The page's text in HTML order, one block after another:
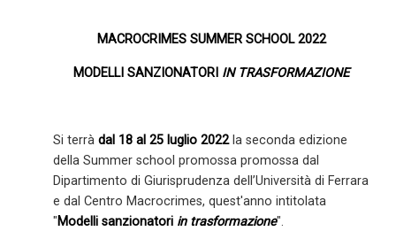
MACROCRIMES SUMMER SCHOOL 2022
MODELLI SANZIONATORI IN TRASFORMAZIONE
Si terrà dal 18 al 25 luglio 2022la seconda edizione
della Summer school promossa promossa dal
Dipartimento di Giurisprudenza dell’Università di Ferrara
e dal Centro Macrocrimes, quest'anno intitolata
"Modelli sanzionatori in trasformazione".